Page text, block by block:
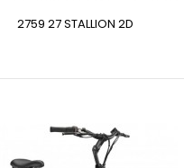
2759 27 STALLION 2D